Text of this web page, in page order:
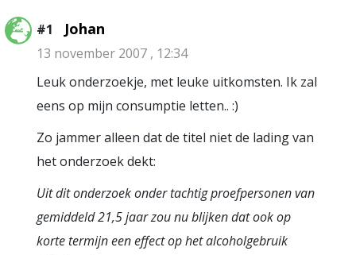
#1 Johan
13 november 2007 , 12:34
Leuk onderzoekje, met leuke uitkomsten. Ik zal
eens op mijn consumptie letten.. :)
Zo jammer alleen dat de titel niet de lading van
het onderzoek dekt:
Uit dit onderzoek onder tachtig proefpersonen van
gemiddeld 21,5 jaar zou nu blijken dat ook op
korte termijn een effect op het alcoholgebruik